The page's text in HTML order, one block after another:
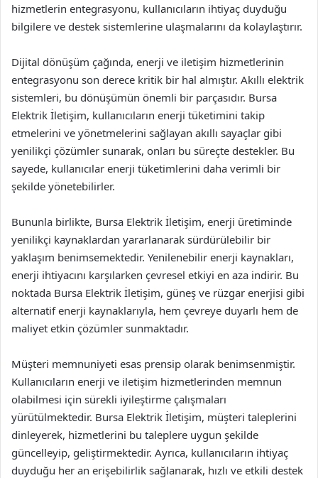
hizmetlerin entegrasyonu, kullanıcıların ihtiyaç duyduğu
bilgilere ve destek sistemlerine ulaşmalarını da kolaylaştırır.
Dijital dönüşüm çağında, enerji ve iletişim hizmetlerinin
entegrasyonu son derece kritik bir hal almıştır. Akıllı elektrik
sistemleri, bu dönüşümün önemli bir parçasıdır. Bursa
Elektrik İletişim, kullanıcıların enerji tüketimini takip
etmelerini ve yönetmelerini sağlayan akıllı sayaçlar gibi
yenilikçi çözümler sunarak, onları bu süreçte destekler. Bu
sayede, kullanıcılar enerji tüketimlerini daha verimli bir
şekilde yönetebilirler.
Bununla birlikte, Bursa Elektrik İletişim, enerji üretiminde
yenilikçi kaynaklardan yararlanarak sürdürülebilir bir
yaklaşım benimsemektedir. Yenilenebilir enerji kaynakları,
enerji ihtiyacını karşılarken çevresel etkiyi en aza indirir. Bu
noktada Bursa Elektrik İletişim, güneş ve rüzgar enerjisi gibi
alternatif enerji kaynaklarıyla, hem çevreye duyarlı hem de
maliyet etkin çözümler sunmaktadır.
Müşteri memnuniyeti esas prensip olarak benimsenmiştir.
Kullanıcıların enerji ve iletişim hizmetlerinden memnun
olabilmesi için sürekli iyileştirme çalışmaları
yürütülmektedir. Bursa Elektrik İletişim, müşteri taleplerini
dinleyerek, hizmetlerini bu taleplere uygun şekilde
güncelleyip, geliştirmektedir. Ayrıca, kullanıcıların ihtiyaç
duyduğu her an erişebilirlik sağlanarak, hızlı ve etkili destek